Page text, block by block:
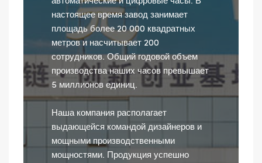
настоящее время завод занимает
площадь более 20 000 квадратных
метров и насчитывает 200
сотрудников. Общий годовой объем
производства наших часов превышает
5 миллионов единиц.
Наша компания располагает
выдающейся командой дизайнеров и
мощными производственными
мощностями. Продукция успешно